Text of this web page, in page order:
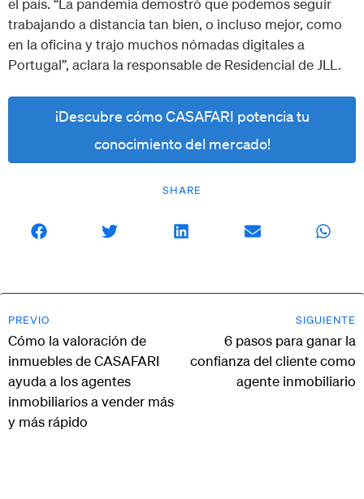
SHARE
trabajando a distancia tan bien, o incluso mejor, como
en la oficina y trajo muchos nómadas digitales a
Portugal”, aclara la responsable de Residencial de JLL.
¡Descubre cómo CASAFARI potencia tu
conocimiento del mercado!
PREVIO
Cómo la valoración de
inmuebles de CASAFARI
ayuda a los agentes
inmobiliarios a vender más
y más rápido
SIGUIENTE
6 pasos para ganar la
confianza del cliente como
agente inmobiliario